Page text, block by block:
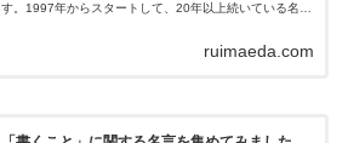
す。1997年からスタートして、20年以上続いている名物
ruimaeda.com